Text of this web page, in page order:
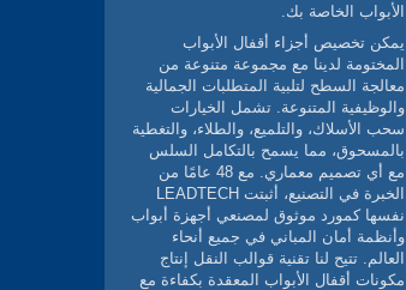
الأبواب الخاصة بك.
يمكن تخصيص أجزاء أقفال الأبواب
المختومة لدينا مع مجموعة متنوعة من
معالجة السطح لتلبية المتطلبات الجمالية
والوظيفية المتنوعة. تشمل الخيارات
سحب الأسلاك، والتلميع، والطلاء، والتغطية
بالمسحوق، مما يسمح بالتكامل السلس
مع أي تصميم معماري. مع 48 عامًا من
الخبرة في التصنيع، أثبتت LEADTECH
نفسها كمورد موثوق لمصنعي أجهزة أبواب
وأنظمة أمان المباني في جميع أنحاء
العالم. تتيح لنا تقنية قوالب النقل إنتاج
مكونات أقفال الأبواب المعقدة بكفاءة مع